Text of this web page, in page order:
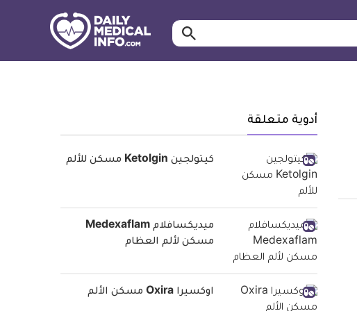
ابحث…
أدوية متعلقة
كيتولجين Ketolgin مسكن للألم
ميديكسافلام Medexaflam
مسكن لألم العظام
اوكسيرا Oxira مسكن الألم